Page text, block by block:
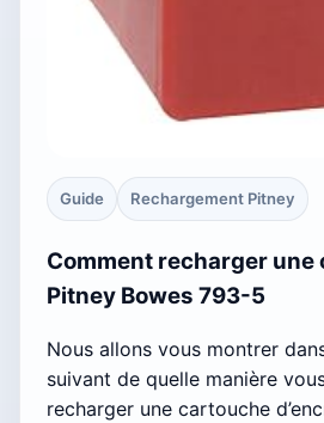
Guide Rechargement Pitney
Comment recharger
Pitney Bowes 793-5
Nous allons vous montrer
suivant de quelle manière
recharger une cartouche